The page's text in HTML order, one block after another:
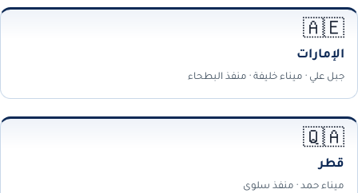
🇦🇪
الإمارات
جبل علي · ميناء خليفة · منفذ البطحاء
🇶🇦
قطر
ميناء حمد · منفذ سلوى